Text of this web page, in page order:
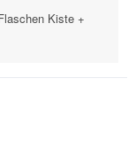
Kiste +